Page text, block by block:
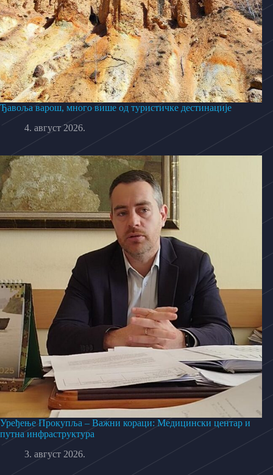
Ђавоља варош, много више од туристичке дестинације
4. август 2026.
Уређење Прокупља – Важни кораци: Медицински центар и
путна инфраструктура
3. август 2026.